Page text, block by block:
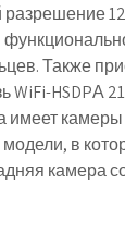
Также
WiFi-HSDPА
имеет камеры
в
камера